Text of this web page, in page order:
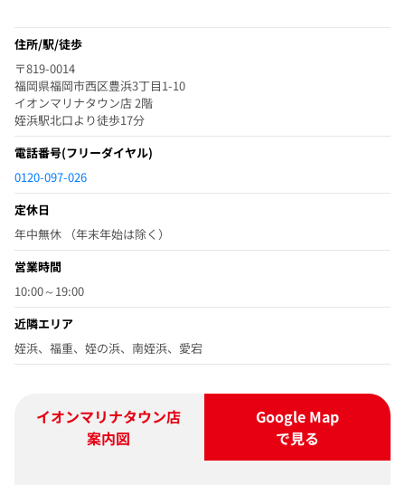
住所/駅/徒歩
〒819-0014
福岡県福岡市西区豊浜3丁目1-10
イオンマリナタウン店 2階
姪浜駅北口より徒歩17分
電話番号(フリーダイヤル)
0120-097-026
定休日
年中無休 （年末年始は除く）
営業時間
10:00～19:00
近隣エリア
姪浜、福重、姪の浜、南姪浜、愛宕
イオンマリナタウン店
案内図
Google Map
で見る